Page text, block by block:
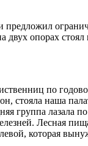
опорах
по
наша
группа
Лесная
которая